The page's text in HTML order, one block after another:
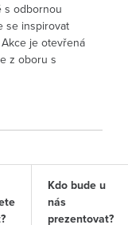
s odbornou
se inspirovat
je otevřená
z oboru s
Kdo bude u
nás
prezentovat?